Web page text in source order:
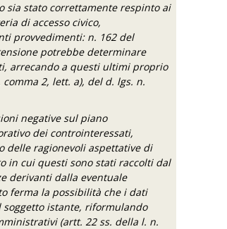
sia stato correttamente respinto ai
di accesso civico,
provvedimenti: n. 162 del
potrebbe determinare
arrecando a questi ultimi proprio
2, lett. a), del d. lgs. n.
negative sul piano
dei controinteressati,
delle ragionevoli aspettative di
in cui questi sono stati raccolti dal
derivanti dalla eventuale
ferma la possibilità che i dati
soggetto istante, riformulando
(artt. 22 ss. della l. n.